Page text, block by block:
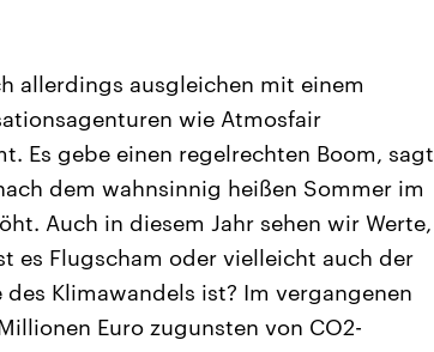
allerdings ausgleichen mit einem
wie Atmosfair
Es gebe einen regelrechten Boom, sagt
dem wahnsinnig heißen Sommer im
Auch in diesem Jahr sehen wir Werte,
es Flugscham oder vielleicht auch der
Klimawandels ist? Im vergangenen
Euro zugunsten von CO2-